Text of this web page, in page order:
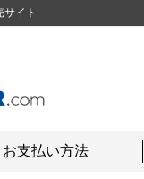
イト
お支払い方法